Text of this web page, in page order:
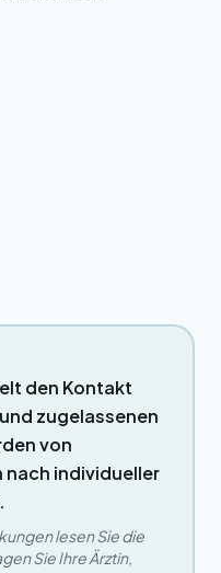
den Kontakt
zugelassenen
von
individueller
lesen Sie die
Sie Ihre Ärztin,